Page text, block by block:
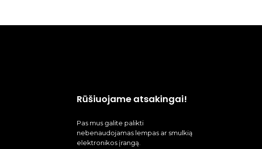
Rūšiuojame atsakingai!
Pas mus galite palikti
nebenaudojamas lempas ar smulkią
elektronikos įrangą.